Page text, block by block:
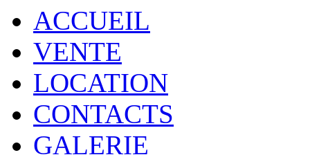
ACCUEIL
VENTE
LOCATION
CONTACTS
GALERIE